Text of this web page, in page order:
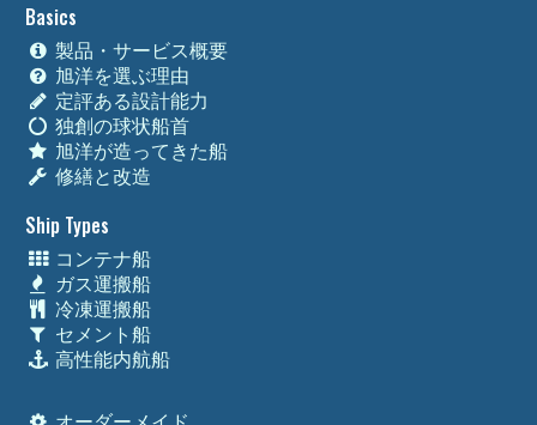
Basics
製品・サービス概要
旭洋を選ぶ理由
定評ある設計能力
独創の球状船首
旭洋が造ってきた船
修繕と改造
Ship Types
コンテナ船
ガス運搬船
冷凍運搬船
セメント船
高性能内航船